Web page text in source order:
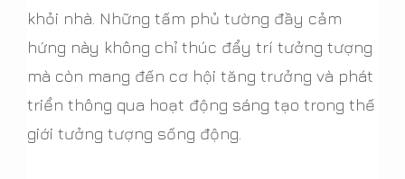
khỏi nhà. Những tấm phủ tường đầy cảm
hứng này không chỉ thúc đẩy trí tưởng tượng
mà còn mang đến cơ hội tăng trưởng và phát
triển thông qua hoạt động sáng tạo trong thế
giới tưởng tượng sống động.